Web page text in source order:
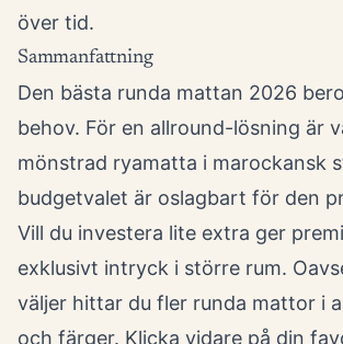
över tid.
Sammanfattning
Den bästa runda mattan 2026
behov. För en allround-lösning är
mönstrad ryamatta i marockansk
budgetvalet är oslagbart för den
Vill du investera lite extra ger
exklusivt intryck i större rum.
väljer hittar du fler runda mattor i
och färger. Klicka vidare på din